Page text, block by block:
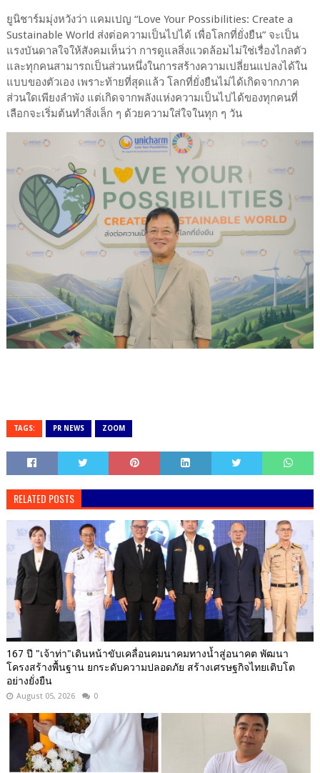
ยูนิชาร์มมุ่งหวังว่า แคมเปญ “Love Your Possibilities: Create a
Sustainable World ส่งต่อความเป็นไปได้ เพื่อโลกที่ยั่งยืน” จะเป็น
แรงบันดาลใจให้สังคมเห็นว่า การดูแลสิ่งแวดล้อมไม่ใช่เรื่องไกลตัว
และทุกคนสามารถเป็นส่วนหนึ่งในการสร้างความเปลี่ยนแปลงได้ใน
แบบของตัวเอง เพราะท้ายที่สุดแล้ว โลกที่ยั่งยืนไม่ได้เกิดจากภาค
ส่วนใดเพียงลำพัง แต่เกิดจากพลังแห่งความเป็นไปได้ของทุกคนที่
เลือกจะเริ่มต้นทำสิ่งเล็ก ๆ ด้วยความใส่ใจในทุก ๆ วัน
TAGS: PR NEWS ZOOM
RELATED POSTS
167 ปี "เจ้าท่า"เดินหน้าขับเคลื่อนคมนาคมทางน้ำสู่อนาคต พัฒนา
โครงสร้างพื้นฐาน ยกระดับความปลอดภัย สร้างเศรษฐกิจไทยเติบโต
อย่างยั่งยืน
August 05, 2026 0